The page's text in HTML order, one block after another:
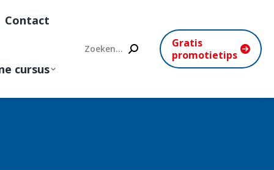
Contact
cursus
Search:
Gratis
promotietips